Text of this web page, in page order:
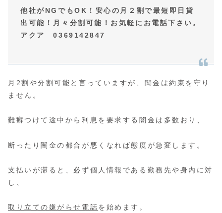
他社がNGでもOK！安心の月２割で最短即日貸
出可能！月々分割可能！お気軽にお電話下さい。
アクア 0369142847
月2割や分割可能と言っていますが、闇金は約束を守り
ません。
難癖つけて途中から利息を要求する闇金は多数おり、
断ったり闇金の都合が悪くなれば態度が急変します。
支払いが滞ると、必ず個人情報である勤務先や身内に対
し、
取り立ての嫌がらせ電話を始めます。